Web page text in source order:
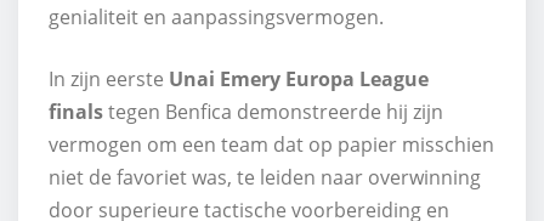
genialiteit en aanpassingsvermogen.
In zijn eerste Unai Emery Europa League
finalstegen Benfica demonstreerde hij zijn
vermogen om een team dat op papier misschien
niet de favoriet was, te leiden naar overwinning
door superieure tactische voorbereiding en